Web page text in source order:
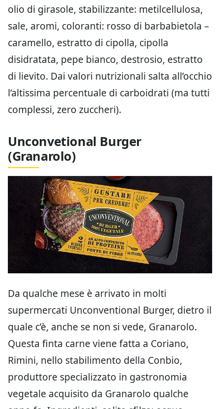
olio di girasole, stabilizzante: metilcellulosa,
sale, aromi, coloranti: rosso di barbabietola –
caramello, estratto di cipolla, cipolla
disidratata, pepe bianco, destrosio, estratto
di lievito. Dai valori nutrizionali salta all’occhio
l’altissima percentuale di carboidrati (ma tutti
complessi, zero zuccheri).
Unconvetional Burger
(Granarolo)
Da qualche mese è arrivato in molti
supermercati Unconventional Burger, dietro il
quale c’è, anche se non si vede, Granarolo.
Questa finta carne viene fatta a Coriano,
Rimini, nello stabilimento della Conbio,
produttore specializzato in gastronomia
vegetale acquisito da Granarolo qualche